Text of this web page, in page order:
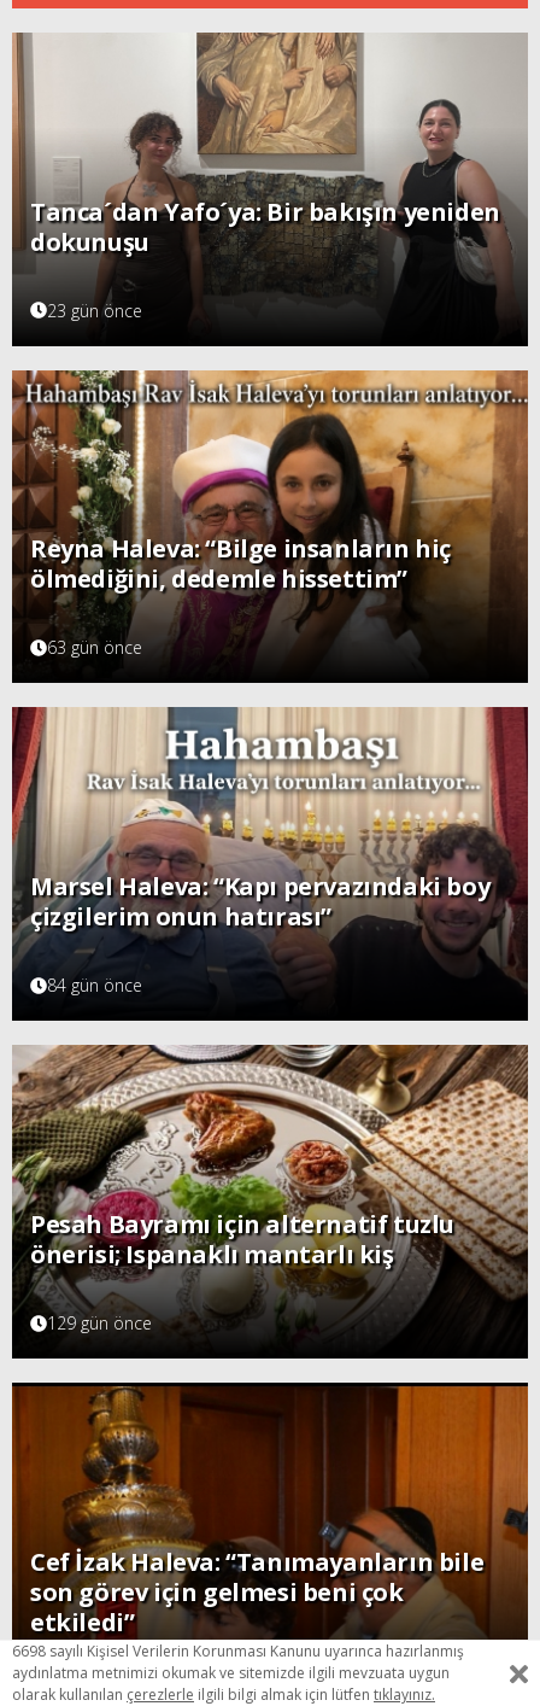
Tanca´dan Yafo´ya: Bir bakışın yeniden
dokunuşu
23 gün önce
Reyna Haleva: “Bilge insanların hiç
ölmediğini, dedemle hissettim”
63 gün önce
Marsel Haleva: “Kapı pervazındaki boy
çizgilerim onun hatırası”
84 gün önce
Pesah Bayramı için alternatif tuzlu
önerisi; Ispanaklı mantarlı kiş
129 gün önce
Cef İzak Haleva: “Tanımayanların bile
son görev için gelmesi beni çok
etkiledi”
142 gün önce
6698 sayılı Kişisel Verilerin Korunması Kanunu uyarınca hazırlanmış
aydınlatma metnimizi okumak ve sitemizde ilgili mevzuata uygun
olarak kullanılan çerezlerle ilgili bilgi almak için lütfen tıklayınız.